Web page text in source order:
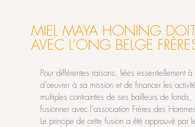
MIEL MAYA HONING
AVEC L’ONG BELGE
Pour différentes raisons, liées essentiellement
d’œuvrer à sa mission et de financer les
multiples contraintes de ses bailleurs de
fusionner avec l’association Frères des
Le principe de cette fusion a été approuvé